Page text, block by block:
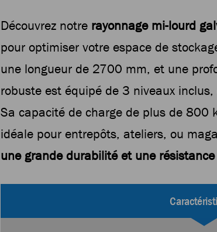
Découvrez notre rayonnage mi-lourd
pour optimiser votre espace de
une longueur de 2700 mm, et une
robuste est équipé de 3 niveaux
Sa capacité de charge de plus de 800
idéale pour entrepôts, ateliers, ou
une grande durabilité et une